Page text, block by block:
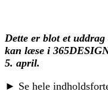
Dette er blot et
kan læse i
5. april.
► Se hele